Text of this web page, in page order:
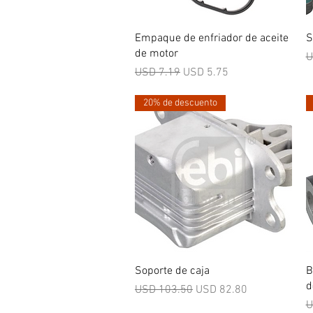
Vista rápida
Empaque de enfriador de aceite
de motor
Precio
USD 7.19 Precio de oferta
USD 5.75
Vista rápida
20% de descuento
Soporte de caja
Precio
USD 103.50 Precio de oferta
USD 82.80